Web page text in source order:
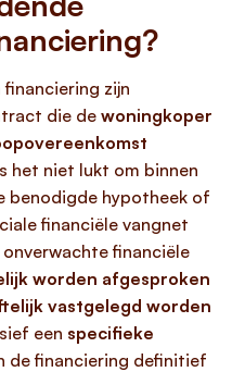
zijn
die de woningkoper
het niet lukt om binnen
benodigde hypotheek of
financiële vangnet
financiële
worden afgesproken
vastgelegd worden
een specifieke
de financiering definitief